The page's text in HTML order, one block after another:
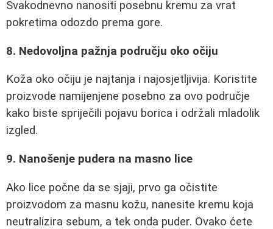
Svakodnevno nanositi posebnu kremu za vrat
pokretima odozdo prema gore.
8. Nedovoljna pažnja području oko očiju
Koža oko očiju je najtanja i najosjetljivija. Koristite
proizvode namijenjene posebno za ovo područje
kako biste spriječili pojavu borica i održali mladolik
izgled.
9. Nanošenje pudera na masno lice
Ako lice počne da se sjaji, prvo ga očistite
proizvodom za masnu kožu, nanesite kremu koja
neutralizira sebum, a tek onda puder. Ovako ćete